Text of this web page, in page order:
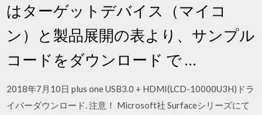
はターゲットデバイス（マイコ
ン）と製品展開の表より、サンプル
コードをダウンロード で …
2018年7月10日 plus one USB3.0 + HDMI(LCD-10000U3H)ドラ
イバーダウンロード. 注意！ Microsoft社 Surfaceシリーズにて